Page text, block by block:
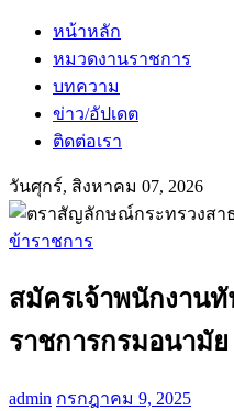
หน้าหลัก
หมวดงานราชการ
บทความ
ข่าว/อัปเดต
ติดต่อเรา
วันศุกร์, สิงหาคม 07, 2026
ข้าราชการ
สมัครเจ้าพนักงาน
ราชการกรมอนามัย
admin กรกฎาคม 9, 2025